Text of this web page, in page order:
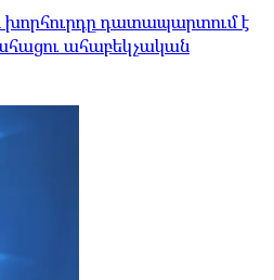
դատապարտում է
ահաբեկչական